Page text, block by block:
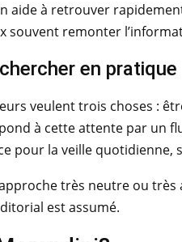
aide à retrouver
souvent remonter
en pratique
veulent trois choses :
à cette attente par un
pour la veille
très neutre ou
est assumé.